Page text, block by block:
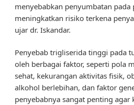
menyebabkan penyumbatan
meningkatkan risiko terkena
ujar dr. Iskandar.
Penyebab trigliserida tinggi pada
oleh berbagai faktor, seperti pola
sehat, kekurangan aktivitas fisik,
alkohol berlebihan, dan faktor
penyebabnya sangat penting agar